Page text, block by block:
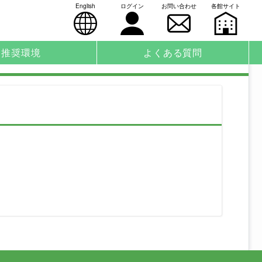
English ログイン お問い合わせ 各館サイト
推奨環境 よくある質問